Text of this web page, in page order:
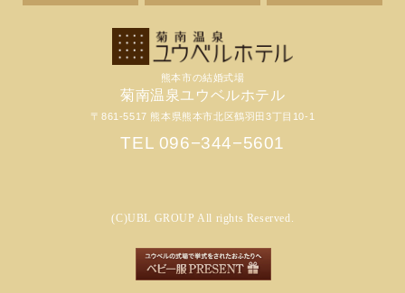
熊本市の結婚式場
菊南温泉ユウベルホテル
〒861-5517 熊本県熊本市北区鶴羽田3丁目10-1
TEL 096−344−5601
(C)UBL GROUP All rights Reserved.